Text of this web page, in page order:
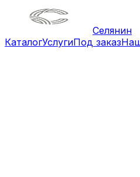
Селянин
КаталогУслугиПод заказ